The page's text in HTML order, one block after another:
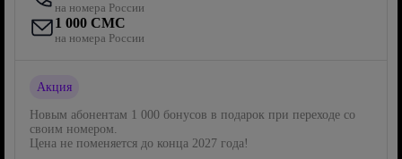
на номера России
1 000 СМС
на номера России
Акция
Новым абонентам 1 000 бонусов в подарок при переходе со
своим номером.
Цена не поменяется до конца 2027 года!